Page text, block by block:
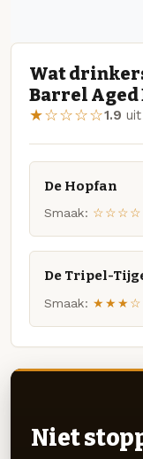
Wat
Barrel Aged
★☆☆☆☆1.9
De Hopfan
Smaak:
De Tripel-
Smaak:
Niet